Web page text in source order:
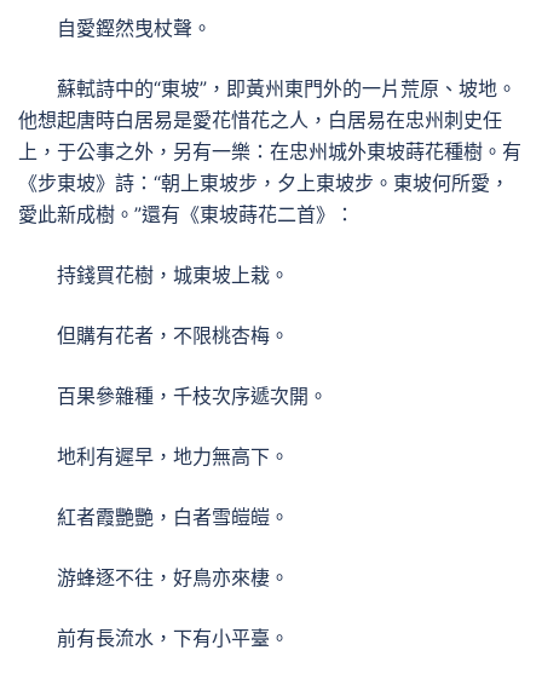
自愛鏗然曳杖聲。
蘇軾詩中的“東坡”，即黃州東門外的一片荒原、坡地。
他想起唐時白居易是愛花惜花之人，白居易在忠州刺史任
上，于公事之外，另有一樂：在忠州城外東坡蒔花種樹。有
《步東坡》詩：“朝上東坡步，夕上東坡步。東坡何所愛，
愛此新成樹。”還有《東坡蒔花二首》：
持錢買花樹，城東坡上栽。
但購有花者，不限桃杏梅。
百果參雜種，千枝次序遞次開。
地利有遲早，地力無高下。
紅者霞艷艷，白者雪皚皚。
游蜂逐不往，好鳥亦來棲。
前有長流水，下有小平臺。